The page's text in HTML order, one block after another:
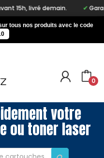
15h, livré demain.
tous nos produits avec le code
0
votre
ou toner laser